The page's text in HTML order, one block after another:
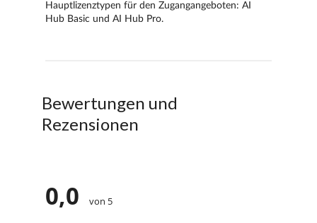
Bewertungen und
Rezensionen
0,0 von 5